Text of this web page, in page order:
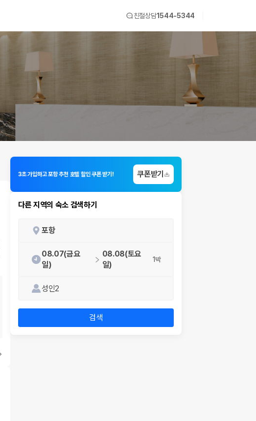
친절상담1544-5344
3초 가입하고 포항 추천 호텔 할인 쿠폰 받기! 쿠폰받기
다른 지역의 숙소 검색하기
포항
08.07(금요
일)
08.08(토요
일)
1박
성인2
검색